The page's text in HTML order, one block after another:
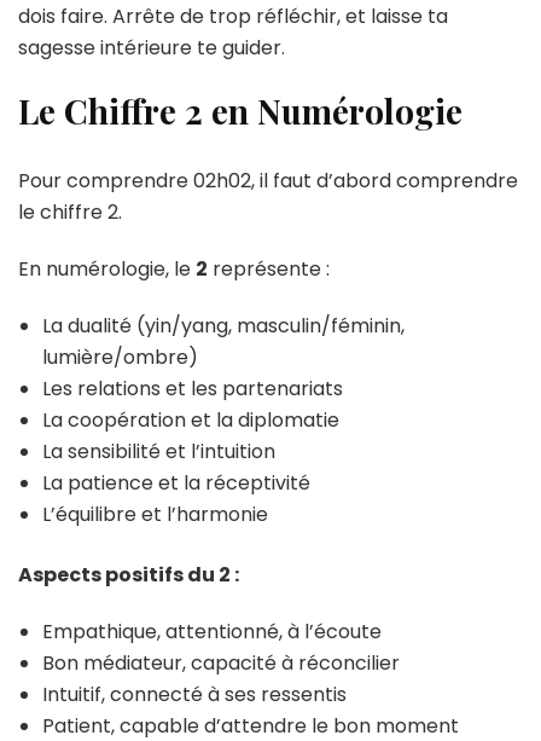
dois faire. Arrête de trop réfléchir, et laisse ta
sagesse intérieure te guider.
Le Chiffre 2 en Numérologie
Pour comprendre 02h02, il faut d’abord comprendre
le chiffre 2.
En numérologie, le 2 représente :
La dualité (yin/yang, masculin/féminin,
lumière/ombre)
Les relations et les partenariats
La coopération et la diplomatie
La sensibilité et l’intuition
La patience et la réceptivité
L’équilibre et l’harmonie
Aspects positifs du 2 :
Empathique, attentionné, à l’écoute
Bon médiateur, capacité à réconcilier
Intuitif, connecté à ses ressentis
Patient, capable d’attendre le bon moment